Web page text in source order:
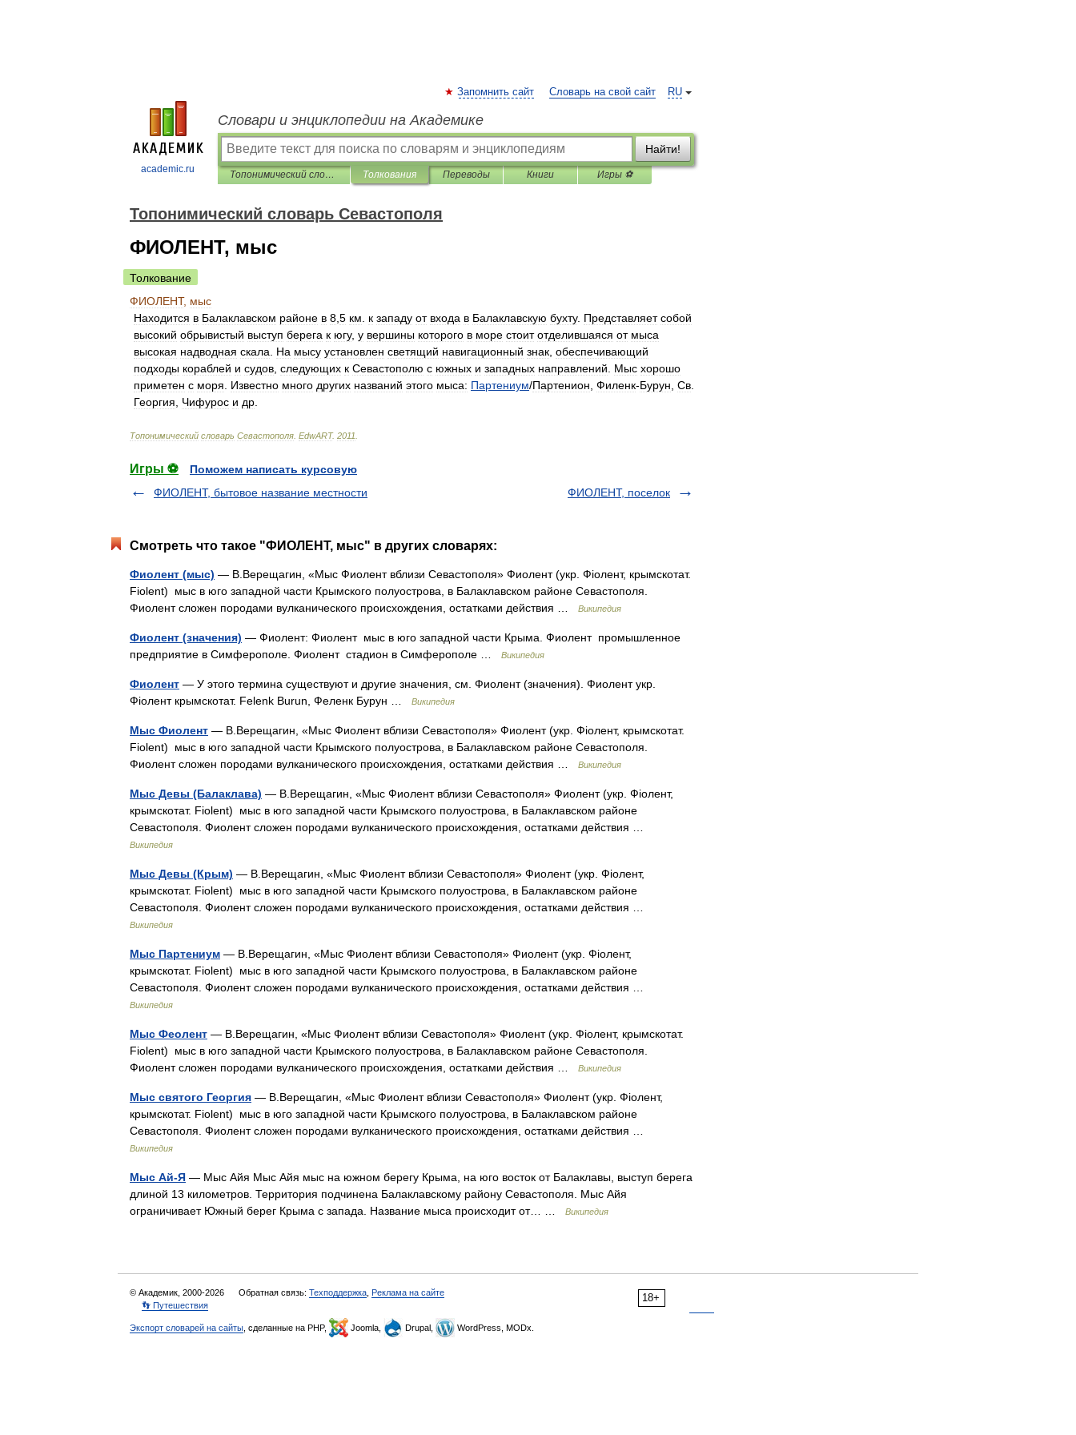
academic.ru
RU
Запомнить сайт Словарь на свой сайт
Словари и энциклопедии на Академике
Найти!
Топонимический словарь Севастополя Толкования Переводы Книги Игры ⚽
Топонимический словарь Севастополя
ФИОЛЕНТ, мыс
Толкование
ФИОЛЕНТ, мыс
Находится в Балаклавском районе в 8 5 км к западу от входа в Балаклавскую бухту. Представляет собой
высокий обрывистый выступ берега к югу, у вершины которого в море стоит отделившаяся от мыса
высокая надводная скала На мысу установлен светящий навигационный знак обеспечивающий
подходы кораблей и судов следующих к Севастополю с южных и западных направлений Мыс хорошо
приметен с моря Известно много других названий этого мыса: Партениум/Партенион Филенк-Бурун Св
Георгия
Чифурос и др
Топонимический словарь Севастополя EdwART. 2011
Игры ⚽
Поможем написать курсовую
ФИОЛЕНТ, бытовое название местности
ФИОЛЕНТ, поселок
Смотреть что такое "ФИОЛЕНТ, мыс" в других словарях:
Фиолент (мыс) — В.Верещагин, «Мыс Фиолент вблизи Севастополя» Фиолент (укр. Фіолент, крымскотат.
Fiolent) мыс в юго западной части Крымского полуострова, в Балаклавском районе Севастополя.
Фиолент сложен породами вулканического происхождения, остатками действия …
Википедия
Фиолент (значения) — Фиолент: Фиолент мыс в юго западной части Крыма. Фиолент промышленное
предприятие в Симферополе. Фиолент стадион в Симферополе …
Википедия
Фиолент — У этого термина существуют и другие значения, см. Фиолент (значения). Фиолент укр.
Фіолент крымскотат. Felenk Burun, Феленк Бурун …
Википедия
Мыс Фиолент — В.Верещагин, «Мыс Фиолент вблизи Севастополя» Фиолент (укр. Фіолент, крымскотат.
Fiolent) мыс в юго западной части Крымского полуострова, в Балаклавском районе Севастополя.
Фиолент сложен породами вулканического происхождения, остатками действия …
Википедия
Мыс Девы (Балаклава) — В.Верещагин, «Мыс Фиолент вблизи Севастополя» Фиолент (укр. Фіолент,
крымскотат. Fiolent) мыс в юго западной части Крымского полуострова, в Балаклавском районе
Севастополя. Фиолент сложен породами вулканического происхождения, остатками действия …
Википедия
Мыс Девы (Крым) — В.Верещагин, «Мыс Фиолент вблизи Севастополя» Фиолент (укр. Фіолент,
крымскотат. Fiolent) мыс в юго западной части Крымского полуострова, в Балаклавском районе
Севастополя. Фиолент сложен породами вулканического происхождения, остатками действия …
Википедия
Мыс Партениум — В.Верещагин, «Мыс Фиолент вблизи Севастополя» Фиолент (укр. Фіолент,
крымскотат. Fiolent) мыс в юго западной части Крымского полуострова, в Балаклавском районе
Севастополя. Фиолент сложен породами вулканического происхождения, остатками действия …
Википедия
Мыс Феолент — В.Верещагин, «Мыс Фиолент вблизи Севастополя» Фиолент (укр. Фіолент, крымскотат.
Fiolent) мыс в юго западной части Крымского полуострова, в Балаклавском районе Севастополя.
Фиолент сложен породами вулканического происхождения, остатками действия …
Википедия
Мыс святого Георгия — В.Верещагин, «Мыс Фиолент вблизи Севастополя» Фиолент (укр. Фіолент,
крымскотат. Fiolent) мыс в юго западной части Крымского полуострова, в Балаклавском районе
Севастополя. Фиолент сложен породами вулканического происхождения, остатками действия …
Википедия
Мыс Ай-Я — Мыс Айя Мыс Айя мыс на южном берегу Крыма, на юго восток от Балаклавы, выступ берега
длиной 13 километров. Территория подчинена Балаклавскому району Севастополя. Мыс Айя
ограничивает Южный берег Крыма с запада. Название мыса происходит от… …
Википедия
18+
© Академик, 2000-2026 Обратная связь: Техподдержка Реклама на сайте
👣 Путешествия
Экспорт словарей на сайты , сделанные на PHP, Joomla, Drupal, WordPress, MODx.